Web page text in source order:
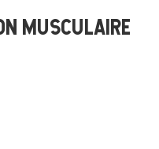
MUSCULAIRE